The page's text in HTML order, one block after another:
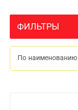
ФИЛЬТРЫ
По наименованию